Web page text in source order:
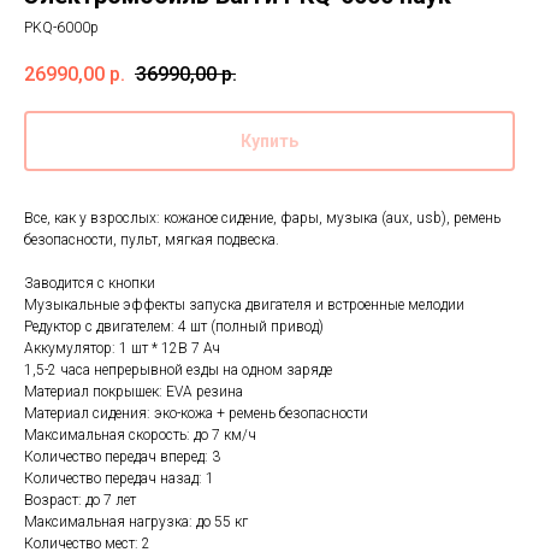
PKQ-6000p
26990,00 р. 36990,00 р.
Купить
Все, как у взрослых: кожаное сидение, фары, музыка (aux, usb), ремень
безопасности, пульт, мягкая подвеска.
Заводится с кнопки
Музыкальные эффекты запуска двигателя и встроенные мелодии
Редуктор с двигателем: 4 шт (полный привод)
Аккумулятор: 1 шт * 12В 7 Ач
1,5-2 часа непрерывной езды на одном заряде
Материал покрышек: EVA резина
Материал сидения: эко-кожа + ремень безопасности
Максимальная скорость: до 7 км/ч
Количество передач вперед: 3
Количество передач назад: 1
Возраст: до 7 лет
Максимальная нагрузка: до 55 кг
Количество мест: 2